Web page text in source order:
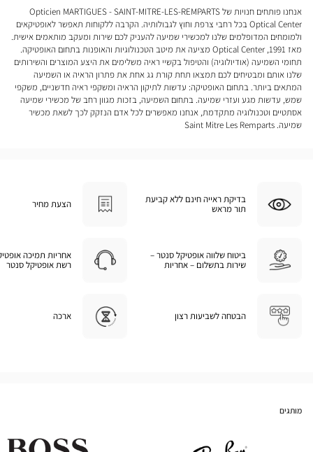
אנחנו פותחים חנויות של Opticien MARTIGUES - SAINT-MITRE-LES-REMPARTS
Optical Center בכל רחבי צרפת וחוץ לגבולותיה. הקרבה ללקוחות תאפשר לאופטיקאים
ולמומחים המדופלמים שלנו למכשירי שמיעה להעניק לכם שירות ומעקב מותאמים אישית.
מאז 1991, Optical Center מציעה את מיטב הטכנולוגיות והאופנות בתחום האופטיקה.
תחומי השמיעה (אודיולוגיה) והטיפול בקשיי ראיה משלימים את היצע המוצרים והשירותים
שלנו אותם ומבטיחים לכם תמצאו תחת קורת גג אחת את פתרון הראיה או השמיעה
המתאים ביותר. בתחום האופטיקה: עדשות לתיקון הראיה ומשקפי ראיה חדשניים, משקפי
שמש, עדשות מגע ועזרי שמיעה. בתחום השמיעה, בזכות מגוון רחב של מכשירי שמיעה
אסתטיים וטכנולוגיה מתקדמת, אנחנו מאפשרים לכל אדם הנזקק לכך לשאת מכשיר
שמיעה. Saint Mitre Les Remparts
בדיקת ראייה חינם ללא קביעת
תור מראש
הצעת מחיר
ביטוח שלווה אופטיקל סנטר –
שירות בתשלום – אחריות
אחריות תמיכה
רשת אופטיקל סנטר
הבטחה לשביעות רצון ארכה
מותגים